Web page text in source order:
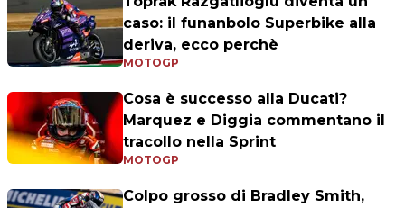
caso: il funanbolo Superbike alla
deriva, ecco perchè
MOTOGP
Cosa è successo alla Ducati?
Marquez e Diggia commentano il
tracollo nella Sprint
MOTOGP
Colpo grosso di Bradley Smith,